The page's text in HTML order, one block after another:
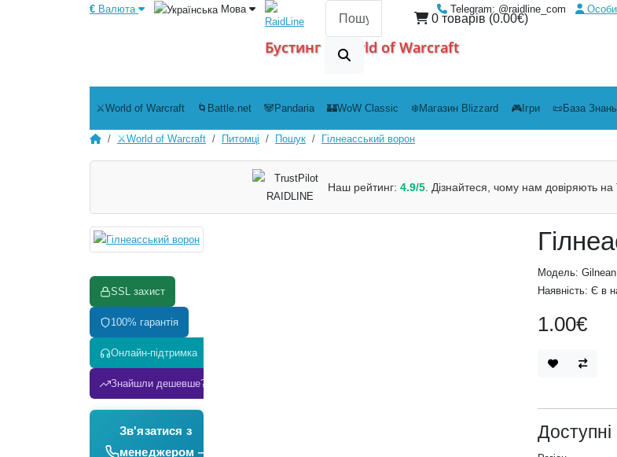
€ Валюта Мова Telegram: @raidline_com
Бустинг у World of Warcraft
0 товарів (0.00€)
⚔️World of Warcraft 🌀Battle.net 🐼Pandaria 🏰WoW Classic ❄️Магазин Blizzard 🎮Ігри 📜База Знань
⚔️World of Warcraft Питомці Пошук Гілнеасський ворон
Наш рейтинг: 4.9/5 . Дізнайтеся, чому нам довіряють
SSL захист
100% гарантія
Онлайн-підтримка
Знайшли дешевше? Знизимо ціну!
Зв'язатися з
менеджером —
Модель:
Наявність: Є в
1.00€
Доступні